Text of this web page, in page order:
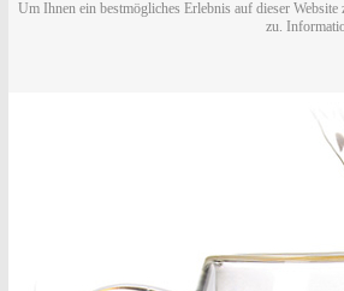
Um Ihnen ein bestmögliches Erlebnis auf dieser
zu.